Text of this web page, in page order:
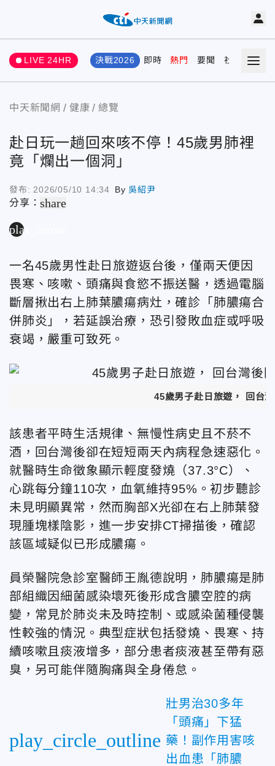
LIVE 24HR 決戰2026 即時 熱門 要聞 社會 娛樂
中天新聞網 健康 總覽
赴日玩一趟回來咳不停！45歲男肺裡
竟「爛出一個洞」
發布: 2026/05/10 14:34 By吳紹尹
分享：share
play_arrow
一名45歲男性赴日旅遊返台後，僅兩天便因
畏寒、咳嗽、頭痛與食慾不振送醫，透過電腦
斷層揪出右上肺葉膿瘍病灶，確診「肺膿瘍合
併肺炎」，若延誤治療，恐引發敗血症或呼吸
衰竭，嚴重可致死。
45歲男子赴日旅遊， 回台
該患者平時生活規律、無慢性病史且不菸不
酒，回台灣後卻在短短兩天內病程急速惡化。
就醫時生命徵象顯示輕度發燒（37.3°C）、
心跳每分鐘110次，血氧維持95%。初步聽診
未見明顯異常，然而胸部X光卻在右上肺葉發
現腫塊樣陰影，進一步安排CT掃描後，確認
該區域疑似已形成膿瘍。
員榮醫院急診室醫師王胤德說明，肺膿瘍是肺
部組織因細菌感染壞死後形成含膿空腔的病
變，常見於肺炎未及時控制、或感染菌種侵襲
性較強的情況。典型症狀包括發燒、畏寒、持
續咳嗽且痰液增多，部分患者痰液甚至帶有惡
臭，另可能伴隨胸痛與全身倦怠。
play_circle_outline
壯男治30多年
「頭痛」下猛
藥！副作用害咳
出血患「肺膿